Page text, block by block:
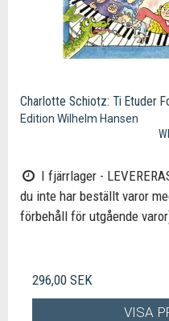
Charlotte Schiotz: Ti Etuder
Edition Wilhelm Hansen
I fjärrlager -
du inte har beställt varor
förbehåll för utgående
296,00 SEK
VISA